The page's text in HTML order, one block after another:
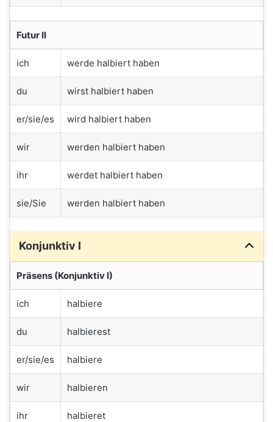
Futur II
ich werde halbiert haben
du wirst halbiert haben
er/sie/es wird halbiert haben
wir werden halbiert haben
ihr werdet halbiert haben
sie/Sie werden halbiert haben
Konjunktiv I
Präsens (Konjunktiv I)
ich halbiere
du halbierest
er/sie/es halbiere
wir halbieren
ihr halbieret